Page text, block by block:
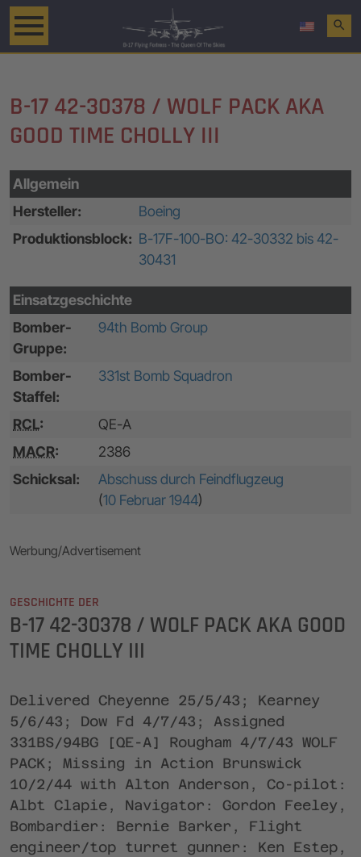
search
B-17 42-30378 / WOLF PACK AKA
GOOD TIME CHOLLY III
Allgemein
Hersteller:
Boeing
Produktionsblock: B-17F-100-BO: 42-30332 bis 42-
30431
Einsatzgeschichte
Bomber-
Gruppe:
94th Bomb Group
Bomber-
Staffel:
331st Bomb Squadron
RCL:
QE-A
MACR:
2386
Schicksal:
Abschuss durch Feindflugzeug
(10 Februar 1944)
Werbung/Advertisement
GESCHICHTE DER
B-17 42-30378 / WOLF PACK AKA GOOD
TIME CHOLLY III
Delivered Cheyenne 25/5/43; Kearney
5/6/43; Dow Fd 4/7/43; Assigned
331BS/94BG [QE-A] Rougham 4/7/43 WOLF
PACK; Missing in Action Brunswick
10/2/44 with Alton Anderson, Co-pilot:
Albt Clapie, Navigator: Gordon Feeley,
Bombardier: Bernie Barker, Flight
engineer/top turret gunner: Ken Estep,